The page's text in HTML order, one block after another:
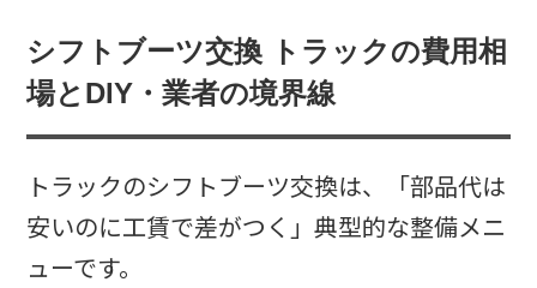
シフトブーツ交換 トラックの費用相
場とDIY・業者の境界線
トラックのシフトブーツ交換は、「部品代は
安いのに工賃で差がつく」典型的な整備メニ
ューです。